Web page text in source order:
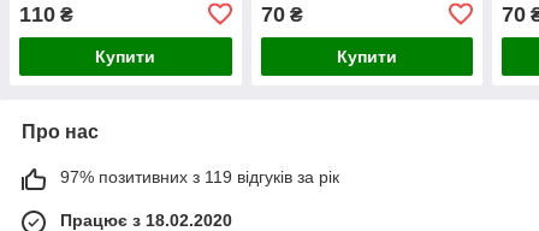
110 ₴
Купити
70₴
Купити
70
Про нас
97% позитивних з 119 відгуків за рік
Працює з 18.02.2020